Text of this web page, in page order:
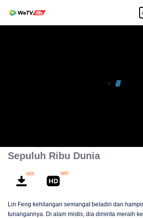
Sepuluh Ribu Dunia
Lin Feng kehilangan semangat beladiri dan
tunangannya. Di alam mistis, dia diminta meraih